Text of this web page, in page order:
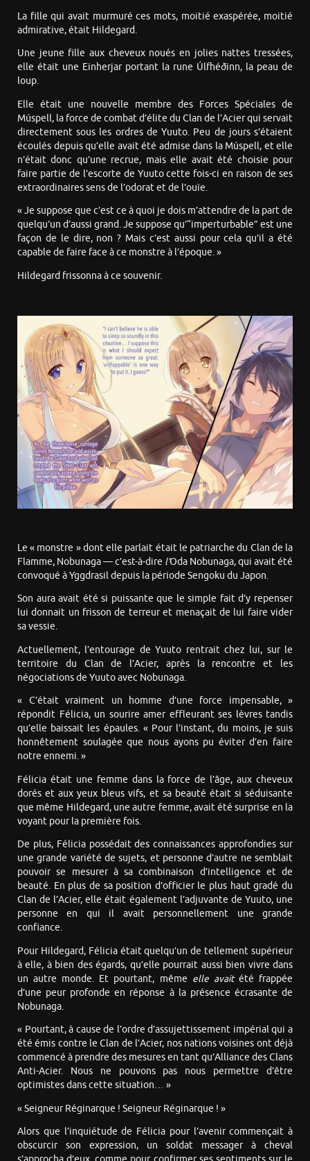
La fille qui avait murmuré ces mots, moitié exaspérée, moitié
admirative, était Hildegard.
Une jeune fille aux cheveux noués en jolies nattes tressées,
elle était une Einherjar portant la rune Úlfhéðinn, la peau de
loup.
Elle était une nouvelle membre des Forces Spéciales de
Múspell, la force de combat d’élite du Clan de l’Acier qui servait
directement sous les ordres de Yuuto. Peu de jours s’étaient
écoulés depuis qu’elle avait été admise dans la Múspell, et elle
n’était donc qu’une recrue, mais elle avait été choisie pour
faire partie de l’escorte de Yuuto cette fois-ci en raison de ses
extraordinaires sens de l’odorat et de l’ouïe.
« Je suppose que c’est ce à quoi je dois m’attendre de la part de
quelqu’un d’aussi grand. Je suppose qu’“imperturbable” est une
façon de le dire, non ? Mais c’est aussi pour cela qu’il a été
capable de faire face à ce monstre à l’époque. »
Hildegard frissonna à ce souvenir.
Le « monstre » dont elle parlait était le patriarche du Clan de la
Flamme, Nobunaga — c’est-à-dire l’Oda Nobunaga, qui avait été
convoqué à Yggdrasil depuis la période Sengoku du Japon.
Son aura avait été si puissante que le simple fait d’y repenser
lui donnait un frisson de terreur et menaçait de lui faire vider
sa vessie.
Actuellement, l’entourage de Yuuto rentrait chez lui, sur le
territoire du Clan de l’Acier, après la rencontre et les
négociations de Yuuto avec Nobunaga.
« C’était vraiment un homme d’une force impensable, »
répondit Félicia, un sourire amer effleurant ses lèvres tandis
qu’elle baissait les épaules. « Pour l’instant, du moins, je suis
honnêtement soulagée que nous ayons pu éviter d’en faire
notre ennemi. »
Félicia était une femme dans la force de l’âge, aux cheveux
dorés et aux yeux bleus vifs, et sa beauté était si séduisante
que même Hildegard, une autre femme, avait été surprise en la
voyant pour la première fois.
De plus, Félicia possédait des connaissances approfondies sur
une grande variété de sujets, et personne d’autre ne semblait
pouvoir se mesurer à sa combinaison d’intelligence et de
beauté. En plus de sa position d’officier le plus haut gradé du
Clan de l’Acier, elle était également l’adjuvante de Yuuto, une
personne en qui il avait personnellement une grande
confiance.
Pour Hildegard, Félicia était quelqu’un de tellement supérieur
à elle, à bien des égards, qu’elle pourrait aussi bien vivre dans
un autre monde. Et pourtant, même elle avait été frappée
d’une peur profonde en réponse à la présence écrasante de
Nobunaga.
« Pourtant, à cause de l’ordre d’assujettissement impérial qui a
été émis contre le Clan de l’Acier, nos nations voisines ont déjà
commencé à prendre des mesures en tant qu’Alliance des Clans
Anti-Acier. Nous ne pouvons pas nous permettre d’être
optimistes dans cette situation… »
« Seigneur Réginarque ! Seigneur Réginarque ! »
Alors que l’inquiétude de Félicia pour l’avenir commençait à
obscurcir son expression, un soldat messager à cheval